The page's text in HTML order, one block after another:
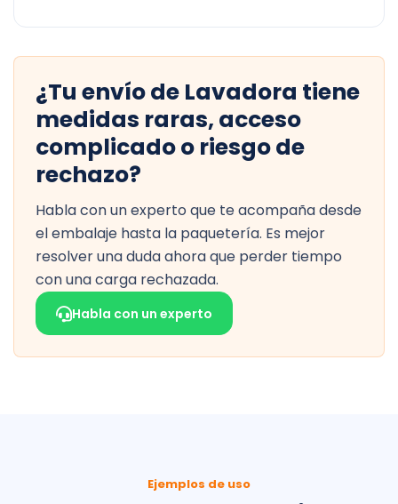
¿Tu envío de Lavadora tiene
medidas raras, acceso
complicado o riesgo de
rechazo?
Habla con un experto que te acompaña desde
el embalaje hasta la paquetería. Es mejor
resolver una duda ahora que perder tiempo
con una carga rechazada.
Habla con un experto
Ejemplos de uso